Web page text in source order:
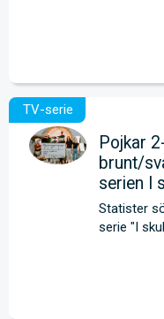
Pojkar
brunt/
serien I
Statister
serie "I